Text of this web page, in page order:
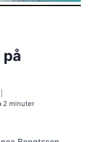
2minuter